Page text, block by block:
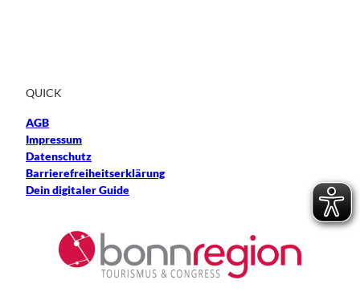
QUICK
AGB
Impressum
Datenschutz
Barrierefreiheitserklärung
Dein digitaler Guide